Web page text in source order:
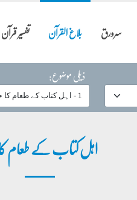
سرورق بلاغ القرآن تفسیر قرآن
ذیلی موضوع:
اہل کتاب کے طعام